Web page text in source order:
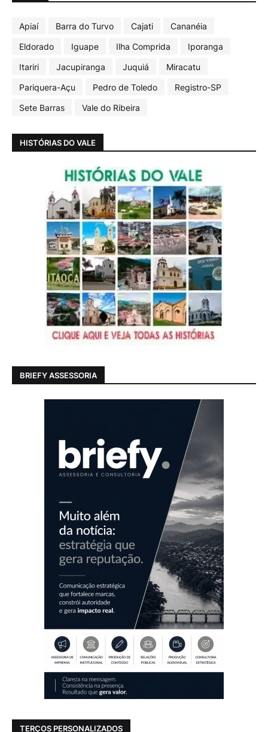
Apiaí Barra do Turvo Cajati
Cananéia
Eldorado
Iguape Ilha Comprida
Iporanga
Itariri
Jacupiranga Juquiá
Miracatu
Pariquera-Açu
Pedro de Toledo
Registro-SP
Sete Barras
Vale do Ribeira
HISTÓRIAS DO VALE
BRIEFY ASSESSORIA
TERÇOS PERSONALIZADOS